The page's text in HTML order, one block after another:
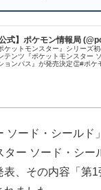
公式】ポケモン情報局
ポケットモンスター』シリーズ
テンツ『ポケットモンスター
ョンパス』が発売決定👏#ポケ
ソード・シールド
ター ソード・シー
表、その内容「第